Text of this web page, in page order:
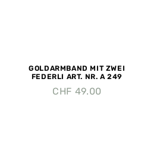
GOLDARMBAND MIT ZWEI
FEDERLI ART. NR. A 249
CHF 49.00